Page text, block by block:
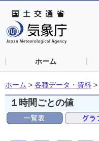
ホーム
ホーム > 各種データ・資料 >
１時間ごとの値